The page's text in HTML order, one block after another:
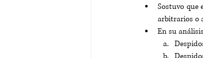
Sostuvo que
arbitrarios o
En su